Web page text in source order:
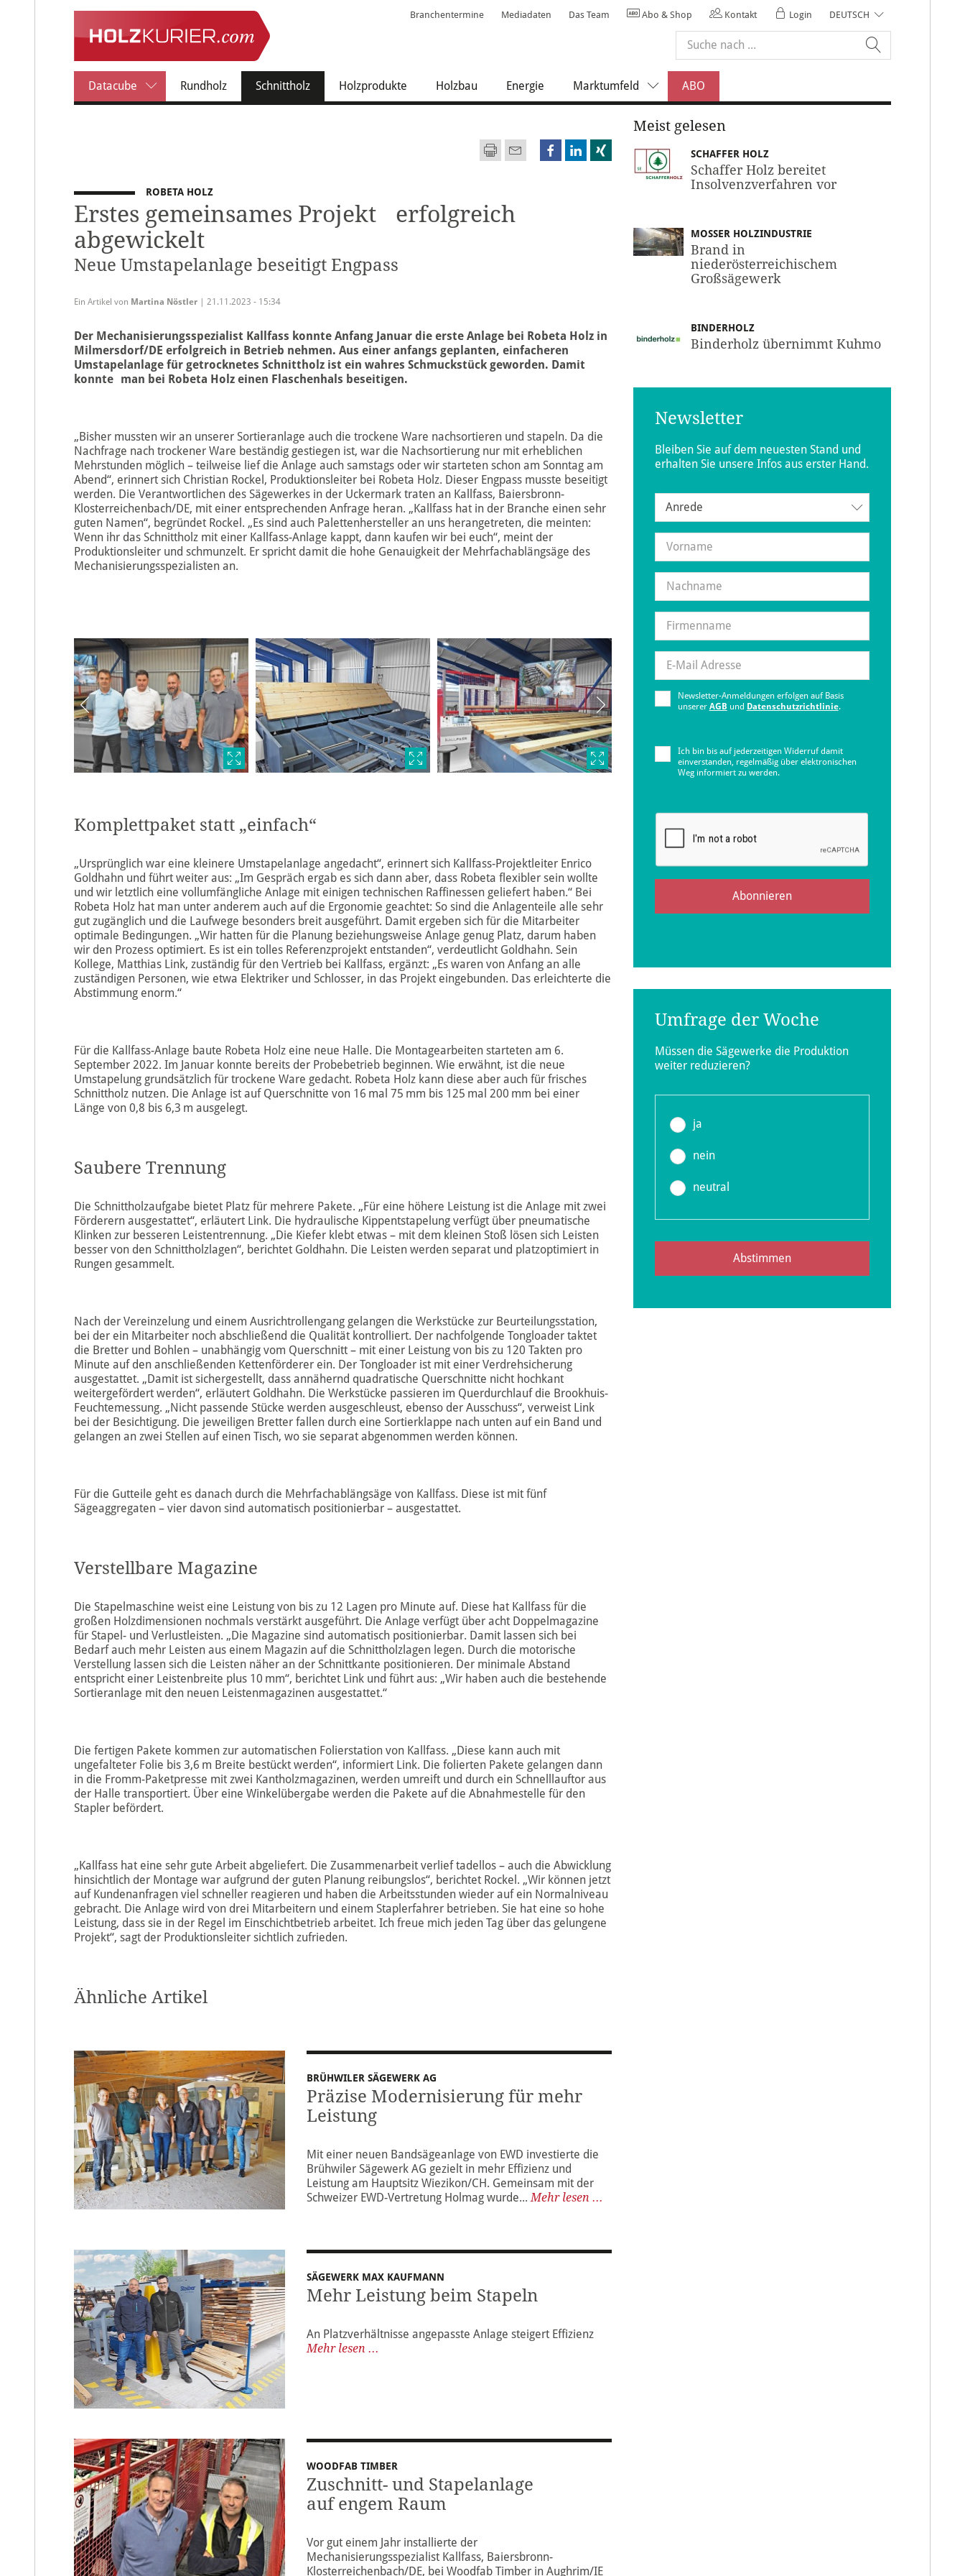
Branchentermine Mediadaten Das Team Abo & Shop Kontakt Login DEUTSCH
Datacube Rundholz Schnittholz(current)Holzprodukte Holzbau Energie Marktumfeld ABO
ROBETA HOLZ
Erstes gemeinsames Projekt erfolgreich
abgewickelt
Neue Umstapelanlage beseitigt Engpass
Ein Artikel von Martina Nöstler | 21.11.2023 - 15:34
Der Mechanisierungsspezialist Kallfass konnte Anfang Januar die erste Anlage bei Robeta Holz in
Milmersdorf/DE erfolgreich in Betrieb nehmen. Aus einer anfangs geplanten, einfacheren
Umstapelanlage für getrocknetes Schnittholz ist ein wahres Schmuckstück geworden. Damit
konnte man bei Robeta Holz einen Flaschenhals beseitigen.
„Bisher mussten wir an unserer Sortieranlage auch die trockene Ware nachsortieren und stapeln. Da die
Nachfrage nach trockener Ware beständig gestiegen ist, war die Nachsortierung nur mit erheblichen
Mehrstunden möglich – teilweise lief die Anlage auch samstags oder wir starteten schon am Sonntag am
Abend“, erinnert sich Christian Rockel, Produktionsleiter bei Robeta Holz. Dieser Engpass musste beseitigt
werden. Die Verantwortlichen des Sägewerkes in der Uckermark traten an Kallfass, Baiersbronn-
Klosterreichenbach/DE, mit einer entsprechenden Anfrage heran. „Kallfass hat in der Branche einen sehr
guten Namen“, begründet Rockel. „Es sind auch Palettenhersteller an uns herangetreten, die meinten:
Wenn ihr das Schnittholz mit einer Kallfass-Anlage kappt, dann kaufen wir bei euch“, meint der
Produktionsleiter und schmunzelt. Er spricht damit die hohe Genauigkeit der Mehrfachablängsäge des
Mechanisierungsspezialisten an.
Komplettpaket statt „einfach“
„Ursprünglich war eine kleinere Umstapelanlage angedacht“, erinnert sich Kallfass-Projektleiter Enrico
Goldhahn und führt weiter aus: „Im Gespräch ergab es sich dann aber, dass Robeta flexibler sein wollte
und wir letztlich eine vollumfängliche Anlage mit einigen technischen Raffinessen geliefert haben.“ Bei
Robeta Holz hat man unter anderem auch auf die Ergonomie geachtet: So sind die Anlagenteile alle sehr
gut zugänglich und die Laufwege besonders breit ausgeführt. Damit ergeben sich für die Mitarbeiter
optimale Bedingungen. „Wir hatten für die Planung beziehungsweise Anlage genug Platz, darum haben
wir den Prozess optimiert. Es ist ein tolles Referenzprojekt entstanden“, verdeutlicht Goldhahn. Sein
Kollege , Matthias Link, zuständig für den Vertrieb bei Kallfass, ergänzt: „Es waren von Anfang an alle
zuständigen Personen, wie etwa Elektriker und Schlosser, in das Projekt eingebunden. Das erleichterte die
Abstimmung enorm.“
Für die Kallfass-Anlage baute Robeta Holz eine neue Halle. Die Montagearbeiten starteten am 6.
September 2022. Im Januar konnte bereits der Probebetrieb beginnen. Wie erwähnt, ist die neue
Umstapelung grundsätzlich für trockene Ware gedacht. Robeta Holz kann diese aber auch für frisches
Schnittholz nutzen. Die Anlage ist auf Querschnitte von 16 mal 75 mm bis 125 mal 200 mm bei einer
Länge von 0,8 bis 6,3 m ausgelegt.
Saubere Trennung
Die Schnittholzaufgabe bietet Platz für mehrere Pakete. „Für eine höhere Leistung ist die Anlage mit zwei
Förderern ausgestattet“, erläutert Link. Die hydraulische Kippentstapelung verfügt über pneumatische
Klinken zur besseren Leistentrennung. „Die Kiefer klebt etwas – mit dem kleinen Stoß lösen sich Leisten
besser von den Schnittholzlagen“, berichtet Goldhahn. Die Leisten werden separat und platzop timiert in
Rungen gesammelt.
Nach der Vereinzelung und einem Ausrichtrollengang gelangen die Werkstücke zur Beurteilungsstation,
bei der ein Mitarbeiter noch abschließend die Qualität kontrolliert. Der nachfolgende Tongloader taktet
die Bretter und Bohlen – unabhängig vom Querschnitt – mit einer Leistung von bis zu 120 Takten pro
Minute auf den anschließenden Kettenförderer ein. Der Tongloader ist mit einer Verdrehsicherung
ausgestattet. „Damit ist sichergestellt, dass annähernd quadratische Querschnitte nicht hochkant
weitergefördert werden“, erläutert Goldhahn. Die Werkstücke passieren im Querdurchlauf die Brookhuis-
Feuchtemessung. „Nicht passende Stücke werden ausgeschleust, ebenso der Ausschuss“, verweist Link
bei der Besichtigung. Die jeweiligen Bretter fallen durch eine Sortierklappe nach unten auf ein Band und
gelangen an zwei Stellen auf einen Tisch, wo sie separat abgenommen werden können.
Für die Gutteile geht es danach durch die Mehrfachabläng säge von Kallfass. Diese ist mit fünf
Sägeaggregaten – vier davon sind automatisch positionierbar – ausgestattet.
Verstellbare Magazine
Die Stapelmaschine weist eine Leistung von bis zu 12 Lagen pro Minute auf. Diese hat Kallfass für die
großen Holzdimensionen nochmals verstärkt ausgeführt. Die Anlage verfügt über acht Doppelmagazine
für Stapel- und Verlustleisten. „Die Magazine sind automatisch positionierbar. Damit lassen sich bei
Bedarf auch mehr Leisten aus einem Magazin auf die Schnittholzlagen legen. Durch die motorische
Verstellung lassen sich die Leisten näher an der Schnittkante positionieren. Der minimale Abstand
entspricht einer Leistenbreite plus 10 mm“, berichtet Link und führt aus: „Wir haben auch die bestehende
Sortieranlage mit den neuen Leistenmagazinen ausgestattet.“
Die fertigen Pakete kommen zur automatischen Folierstation von Kallfass. „Diese kann auch mit
ungefalteter Folie bis 3,6 m Breite bestückt werden“, informiert Link. Die folierten Pakete gelangen dann
in die Fromm-Paketpresse mit zwei Kantholzmagazinen, werden umreift und durch ein Schnelllauftor aus
der Halle transportiert. Über eine Winkelübergabe werden die Pakete auf die Abnahmestelle für den
Stapler befördert.
„Kallfass hat eine sehr gute Arbeit abgeliefert. Die Zusammenarbeit verlief tadellos – auch die Abwicklung
hinsichtlich der Montage war aufgrund der guten Planung reibungslos“, berichtet Rockel. „Wir können jetzt
auf Kundenanfragen viel schneller reagieren und haben die Arbeitsstunden wieder auf ein Normalniveau
gebracht. Die Anlage wird von drei Mitarbeitern und einem Staplerfahrer betrieben. Sie hat eine so hohe
Leistung, dass sie in der Regel im Einschichtbetrieb arbeitet. Ich freue mich jeden Tag über das gelungene
Projekt“, sagt der Produktionsleiter sichtlich zufrieden.
Ähnliche Artikel
BRÜHWILER SÄGEWERK AG
Präzise Modernisierung für mehr
Leistung
Mit einer neuen Bandsägeanlage von EWD investierte die
Brühwiler Sägewerk AG gezielt in mehr Effizienz und
Leistung a m Hauptsitz Wiezikon/CH. Gemeinsam mit der
Schweizer EWD-Vertretung Holmag wurde...Mehr lesen ...
SÄGEWERK MAX KAUFMANN
Mehr Leistung beim Stapeln
An Platzverhältnisse angepasste Anlage steigert Effizienz
Mehr lesen ...
WOODFAB TIMBER
Zuschnitt- und Stapelanlage
auf engem Raum
Vor gut einem Jahr installierte der
Mechanisierungsspezialist Kallfass, Baiersbronn-
Klosterreichenbach/DE, bei Woodfab Timber in Aughrim/IE
Meist gelesen
SCHAFFER HOLZ
Schaffer Holz bereitet
Insolvenzverfahren vor
MOSSER HOLZINDUSTRIE
Brand in
niederösterreichischem
Großsägewerk
BINDERHOLZ
Binderholz übernimmt Kuhmo
Newsletter
Bleiben Sie auf dem neuesten Stand und
erhalten Sie unsere Infos aus erster Hand.
Anrede
Anrede
Newsletter-Anmeldungen erfolgen auf Basis
unserer AGB und Datenschutzrichtlinie.
Ich bin bis auf jederzeitigen Widerruf damit
einverstanden, regelmäßig über elektronischen
Weg informiert zu werden.
Abonnieren
Umfrage der Woche
Müssen die Sägewerke die Produktion
weiter reduzieren?
ja
nein
neutral
Abstimmen